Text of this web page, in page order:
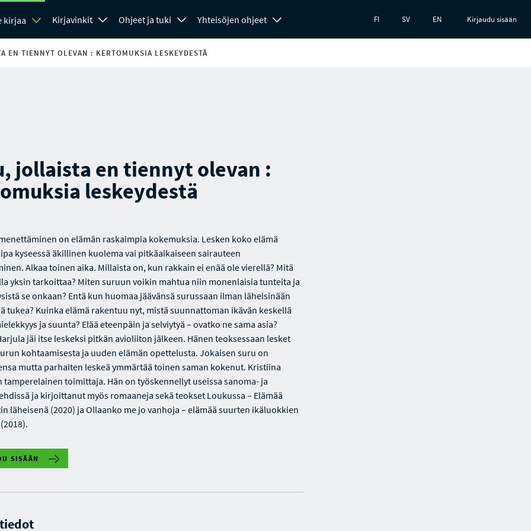
kirjaa Kirjavinkit Ohjeet ja tuki Yhteisöjen ohjeet FI SV EN Kirjaudu sisään
EN TIENNYT OLEVAN : KERTOMUKSIA LESKEYDESTÄ
jollaista en tiennyt olevan :
leskeydestä
on elämän raskaimpia kokemuksia. Lesken koko elämä
kyseessä äkillinen kuolema vai pitkäaikaiseen sairauteen
Alkaa toinen aika. Millaista on, kun rakkain ei enää ole vierellä? Mitä
yksin tarkoittaa? Miten suruun voikin mahtua niin monenlaisia tunteita ja
se onkaan? Entä kun huomaa jäävänsä surussaan ilman läheisinään
tukea? Kuinka elämä rakentuu nyt, mistä suunnattoman ikävän keskellä
ja suunta? Elää eteenpäin ja selviytyä – ovatko ne sama asia?
jäi itse leskeksi pitkän avioliiton jälkeen. Hänen teoksessaan lesket
kohtaamisesta ja uuden elämän opettelusta. Jokaisen suru on
mutta parhaiten leskeä ymmärtää toinen saman kokenut. Kristiina
tamperelainen toimittaja. Hän on työskennellyt useissa sanoma- ja
ja kirjoittanut myös romaaneja sekä teokset Loukussa – Elämää
läheisenä (2020) ja Ollaanko me jo vanhoja – elämää suurten ikäluokkien
SISÄÄN